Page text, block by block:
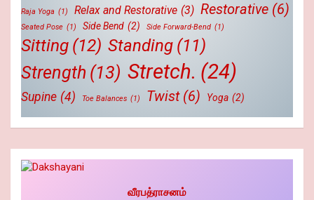
Raja Yoga (1) Relax and Restorative (3) Restorative (6)
Seated Pose (1) Side Bend (2) Side Forward-Bend (1)
Sitting (12) Standing (11)
Strength (13) Stretch. (24)
Supine (4) Toe Balances (1) Twist (6) Yoga (2)
வீரபத்ராசனம்